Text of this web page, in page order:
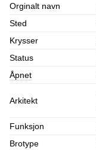
Orginalt navn
Sted
Krysser
Status
Åpnet
Arkitekt
Funksjon
Brotype